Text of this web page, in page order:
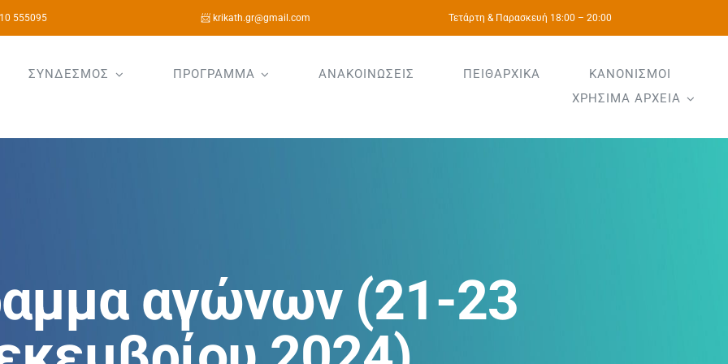
555095 📨 krikath.gr@gmail.com Τετάρτη & Παρασκευή 18:00 – 20:00
ΣΥΝΔΕΣΜΟΣ ΠΡΟΓΡΑΜΜΑ ΑΝΑΚΟΙΝΩΣΕΙΣ ΠΕΙΘΑΡΧΙΚΑ
ΚΑΝΟΝΙΣΜΟΙ
ΧΡΗΣΙΜΑ ΑΡΧΕΙΑ
αγώνων (21-23